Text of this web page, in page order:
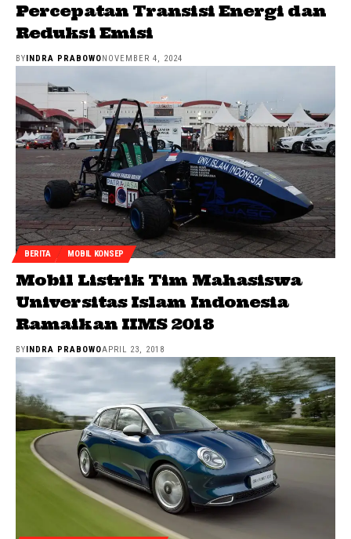
Percepatan Transisi Energi dan
Reduksi Emisi
BY INDRA PRABOWO NOVEMBER 4, 2024
BERITA MOBIL KONSEP
Mobil Listrik Tim Mahasiswa
Universitas Islam Indonesia
Ramaikan IIMS 2018
BYINDRA PRABOWOAPRIL 23, 2018